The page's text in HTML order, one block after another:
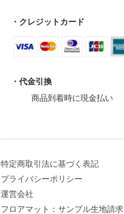
・クレジットカード
・代金引換
商品到着時に現金払い
特定商取引法に基づく表記
プライバシーポリシー
運営会社
フロアマット：サンプル生地請求